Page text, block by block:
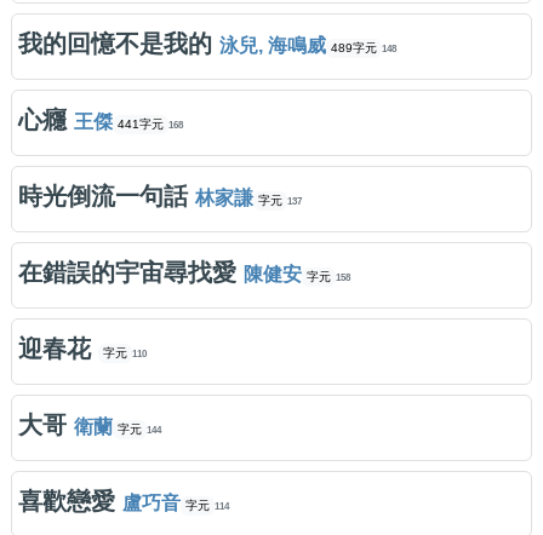
我的回憶不是我的 泳兒, 海鳴威 489字元 148
心癮 王傑 441字元 168
時光倒流一句話 林家謙 字元 137
在錯誤的宇宙尋找愛 陳健安 字元 158
迎春花 字元 110
大哥 衛蘭 字元 144
喜歡戀愛 盧巧音 字元 114